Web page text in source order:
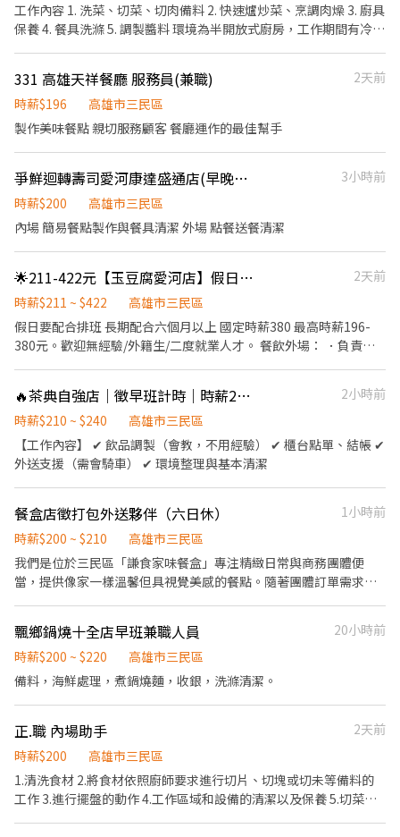
工作內容 1. 洗菜、切菜、切肉備料 2. 快速爐炒菜、烹調肉燥 3. 廚具
保養 4. 餐具洗滌 5. 調製醬料 環境為半開放式廚房，工作期間有冷氣
331 高雄天祥餐廳 服務員(兼職)
2天前
時薪$196
高雄市三民區
製作美味餐點 親切服務顧客 餐廳運作的最佳幫手
爭鮮迴轉壽司愛河康達盛通店(早晚班兼職人員）
3小時前
時薪$200
高雄市三民區
內場 簡易餐點製作與餐具清潔 外場 點餐送餐清潔
🌟211-422元【玉豆腐愛河店】假日兼職
2天前
時薪$211 ~ $422
高雄市三民區
假日要配合排班 長期配合六個月以上 國定時薪380 最高時薪196-
380元。歡迎無經驗/外籍生/二度就業人才。 餐飲外場： ．負責為
餐，或可進行簡易餐飲之料理，如：烤土司或調配飲料等。 ．於顧
客用餐完畢後，負責收拾碗盤與清理環境。 ．並負責結帳、收銀等
工作。 餐飲內場： ．擔任廚師的助手，處理烹飪前與烹飪中之準備
工作與其他餐廳相關事務。 ．負責洗、剝、削、切各種食材。 ．負
🔥茶典自強店｜徵早班計時｜時薪210元起
2小時前
時薪$210 ~ $240
高雄市三民區
【工作內容】 ✔ 飲品調製（會教，不用經驗） ✔ 櫃台點單、結帳 ✔
外送支援（需會騎車） ✔ 環境整理與基本清潔
餐盒店徵打包外送夥伴（六日休）
1小時前
時薪$200 ~ $210
高雄市三民區
我們是位於三民區「謙食家味餐盒」專注精緻日常與商務團體便
當，提供像家一樣溫馨但具視覺美感的餐點。隨著團體訂單需求持
包裝（需注重衛生與視覺呈現）。 2.騎乘機車將餐點安全、準時送
達指定地點（需具備機車駕照）。 3.打包區域的清潔與整理。 4.離
峰空閒時間協助基礎食材分裝、備料作業。 ［徵求條件］ 1.需具備
地路況熟悉者優先考慮！ ［福利］ 1.固定六日休息、週一至週五每
天都能上到班。 2.依工作能力調整時薪、業績獎金、年終分紅、尾
飄鄉鍋燒十全店早班兼職人員
20小時前
時薪$200 ~ $220
高雄市三民區
備料，海鮮處理，煮鍋燒麵，收銀，洗滌清潔。
正.職 內場助手
2天前
時薪$200
高雄市三民區
1.清洗食材 2.將食材依照廚師要求進行切片、切塊或切未等備料的
工作 3.進行擺盤的動作 4.工作區域和設備的清潔以及保養 5.切菜及